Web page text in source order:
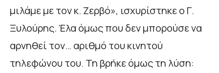
μιλάμε με τον κ. Ζερβό», ισχυρίστηκε ο Γ.
Ξυλούρης. Έλα όμως που δεν μπορούσε να
αρνηθεί τον… αριθμό του κινητού
τηλεφώνου του. Τη βρήκε όμως τη λύση: